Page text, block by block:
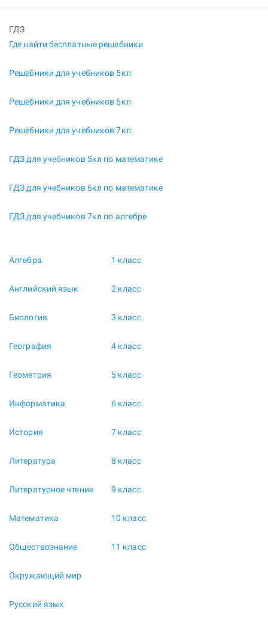
ГДЗ
Где найти бесплатные решебники
Решебники для учебников 5кл
Решебники для учебников 6кл
Решебники для учебников 7кл
ГДЗ для учебников 5кл по математике
ГДЗ для учебников 6кл по математике
ГДЗ для учебников 7кл по алгебре
Алгебра
Английский язык
Биология
География
Геометрия
Информатика
История
Литература
Литературное чтение
Математика
Обществознание
Окружающий мир
Русский язык
1 класс
2 класс
3 класс
4 класс
5 класс
6 класс
7 класс
8 класс
9 класс
10 класс
11 класс